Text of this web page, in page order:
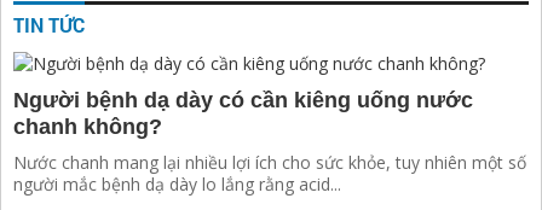
TIN TỨC
Người bệnh dạ dày có cần kiêng uống nước
chanh không?
Nước chanh mang lại nhiều lợi ích cho sức khỏe, tuy nhiên một số
người mắc bệnh dạ dày lo lắng rằng acid...